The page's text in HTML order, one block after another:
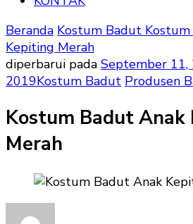
Beranda Kostum Badut
Kepiting Merah
diperbarui pada September 11,
2019Kostum Badut Produsen
Kostum Badut Anak
Merah